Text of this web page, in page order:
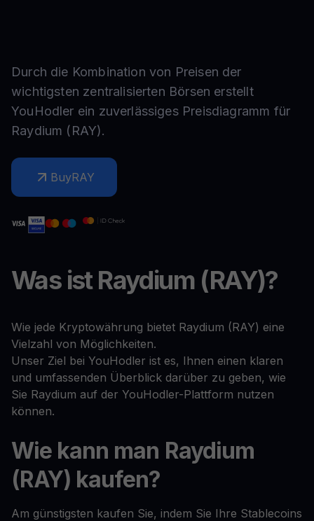
Durch die Kombination von Preisen der
wichtigsten zentralisierten Börsen erstellt
YouHodler ein zuverlässiges Preisdiagramm für
Raydium (RAY).
BuyRAY
Was ist Raydium (RAY)?
Wie jede Kryptowährung bietet Raydium (RAY) eine
Vielzahl von Möglichkeiten.
Unser Ziel bei YouHodler ist es, Ihnen einen klaren
und umfassenden Überblick darüber zu geben, wie
Sie Raydium auf der YouHodler-Plattform nutzen
können.
Wie kann man Raydium
(RAY) kaufen?
Am günstigsten kaufen Sie, indem Sie Ihre Stablecoins